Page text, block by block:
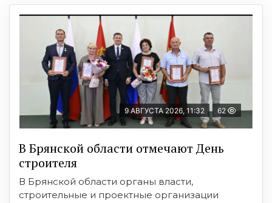
9 АВГУСТА 2026, 11:32 62
В Брянской области отмечают День
строителя
В Брянской области органы власти,
строительные и проектные организации